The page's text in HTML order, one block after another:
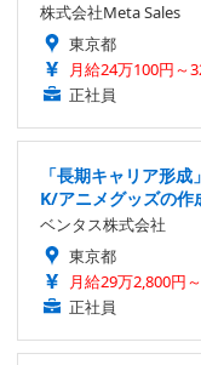
株式会社Meta Sales
東京都
月給24万100円～
正社員
「長期キャリア形
K/アニメグッズの
ベンタス株式会社
東京都
月給29万2,800円
正社員